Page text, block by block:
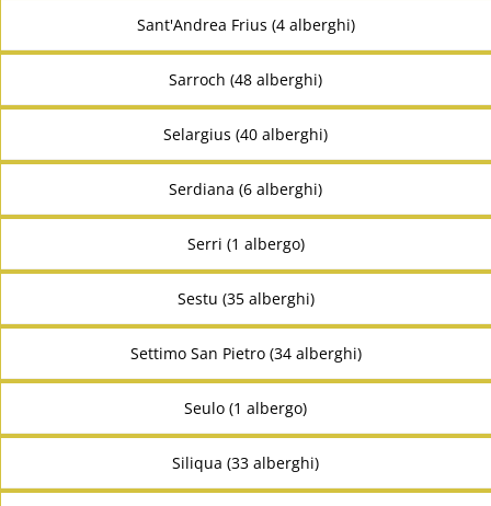
Sant'Andrea Frius (4 alberghi)
Sarroch (48 alberghi)
Selargius (40 alberghi)
Serdiana (6 alberghi)
Serri (1 albergo)
Sestu (35 alberghi)
Settimo San Pietro (34 alberghi)
Seulo (1 albergo)
Siliqua (33 alberghi)